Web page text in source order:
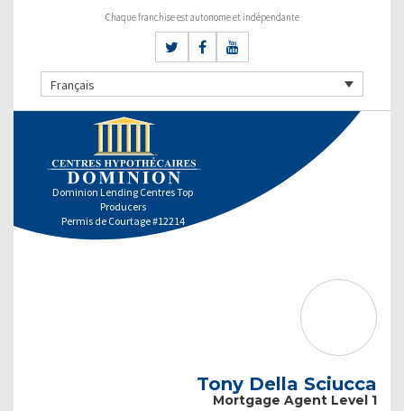
Chaque franchise est autonome et indépendante
Français
Dominion Lending Centres Top
Producers
Permis de Courtage #12214
Tony Della Sciucca
Mortgage Agent Level 1